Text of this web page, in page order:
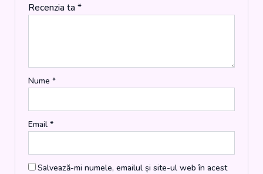
Recenzia ta*
Nume *
Email *
Salvează-mi numele, emailul și site-ul web în acest